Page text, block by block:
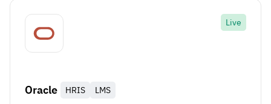
Live
Oracle HRIS LMS